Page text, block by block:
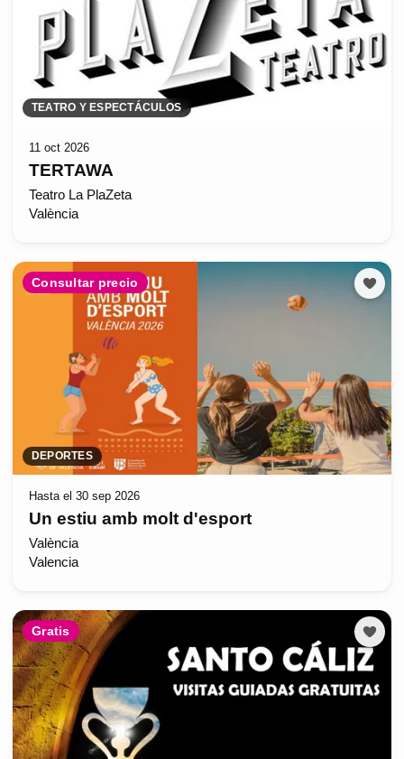
TEATRO Y ESPECTÁCULOS
11 oct 2026
TERTAWA
Teatro La PlaZeta
València
Consultar precio
DEPORTES
Hasta el 30 sep 2026
Un estiu amb molt d'esport
València
Valencia
Gratis